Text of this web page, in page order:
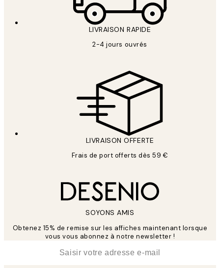
LIVRAISON RAPIDE
2-4 jours ouvrés
LIVRAISON OFFERTE
Frais de port offerts dès 59 €
SOYONS AMIS
Obtenez 15% de remise sur les affiches maintenant lorsque
vous vous abonnez à notre newsletter !